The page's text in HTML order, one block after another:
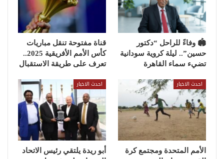
🏟 وفاءً للراحل “دكتور
حسين”.. ليلة كروية سودانية
تضيء سماء القاهرة
قناة مفتوحة تنقل مباريات
كأس الأمم الأفريقية 2025..
تعرف على طريقة الاستقبال
احدث الاخبار
الأمم المتحدة ومجتمع كرة
احدث الاخبار
أبو ريدة يلتقي رئيس الاتحاد